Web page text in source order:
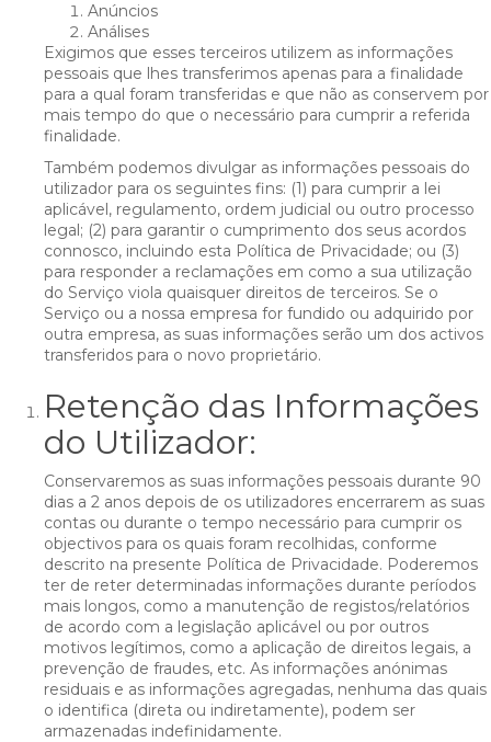
Anúncios
Análises
Exigimos que esses terceiros utilizem as informações
pessoais que lhes transferimos apenas para a finalidade
para a qual foram transferidas e que não as conservem por
mais tempo do que o necessário para cumprir a referida
finalidade.
Também podemos divulgar as informações pessoais do
utilizador para os seguintes fins: (1) para cumprir a lei
aplicável, regulamento, ordem judicial ou outro processo
legal; (2) para garantir o cumprimento dos seus acordos
connosco, incluindo esta Política de Privacidade; ou (3)
para responder a reclamações em como a sua utilização
do Serviço viola quaisquer direitos de terceiros. Se o
Serviço ou a nossa empresa for fundido ou adquirido por
outra empresa, as suas informações serão um dos activos
transferidos para o novo proprietário.
Retenção das Informações
do Utilizador:
Conservaremos as suas informações pessoais durante 90
dias a 2 anos depois de os utilizadores encerrarem as suas
contas ou durante o tempo necessário para cumprir os
objectivos para os quais foram recolhidas, conforme
descrito na presente Política de Privacidade. Poderemos
ter de reter determinadas informações durante períodos
mais longos, como a manutenção de registos/relatórios
de acordo com a legislação aplicável ou por outros
motivos legítimos, como a aplicação de direitos legais, a
prevenção de fraudes, etc. As informações anónimas
residuais e as informações agregadas, nenhuma das quais
o identifica (direta ou indiretamente), podem ser
armazenadas indefinidamente.